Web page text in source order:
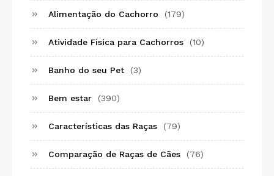
Alimentação do Cachorro (179)
Atividade Física para Cachorros (10)
Banho do seu Pet (3)
Bem estar (390)
Características das Raças (79)
Comparação de Raças de Cães (76)